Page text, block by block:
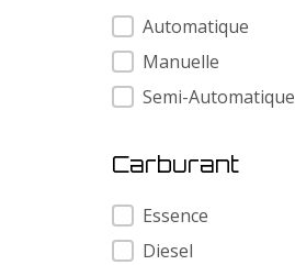
Transmission
Automatique
Manuelle
Semi-Automatique
Carburant
Carburant
Essence
Diesel